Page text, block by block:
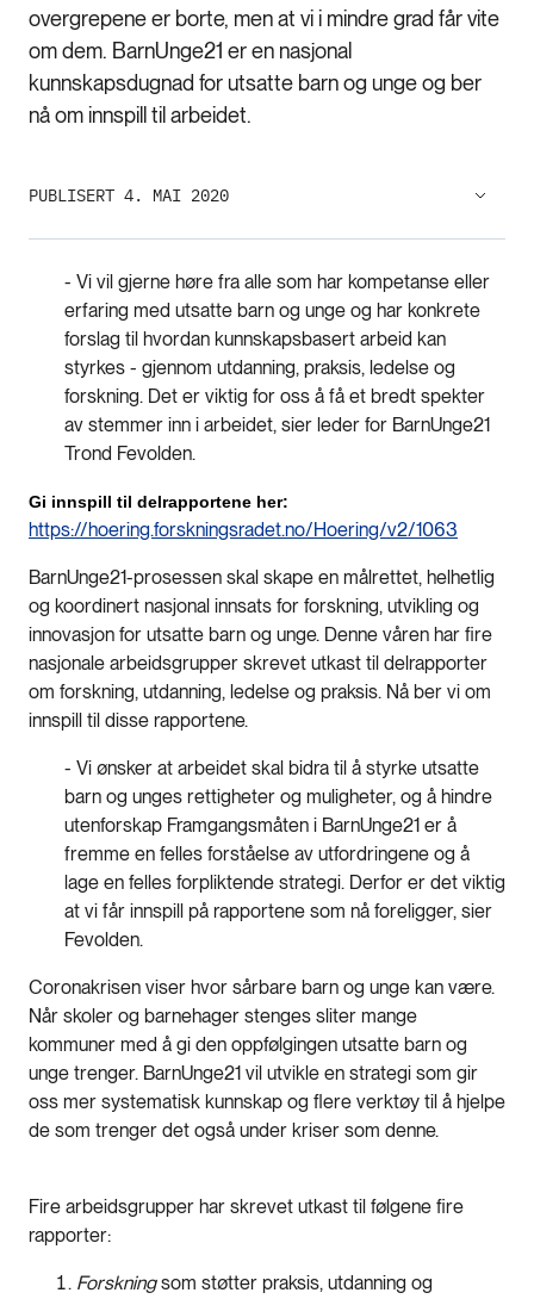
overgrepene er borte, men at vi i mindre grad får vite
om dem. BarnUnge21 er en nasjonal
kunnskapsdugnad for utsatte barn og unge og ber
nå om innspill til arbeidet.
PUBLISERT 4. MAI 2020
- Vi vil gjerne høre fra alle som har kompetanse eller
erfaring med utsatte barn og unge og har konkrete
forslag til hvordan kunnskapsbasert arbeid kan
styrkes - gjennom utdanning, praksis, ledelse og
forskning. Det er viktig for oss å få et bredt spekter
av stemmer inn i arbeidet, sier leder for BarnUnge21
Trond Fevolden.
Gi innspill til delrapportene her:
https://hoering.forskningsradet.no/Hoering/v2/1063
BarnUnge21-prosessen skal skape en målrettet, helhetlig
og koordinert nasjonal innsats for forskning, utvikling og
innovasjon for utsatte barn og unge. Denne våren har fire
nasjonale arbeidsgrupper skrevet utkast til delrapporter
om forskning, utdanning, ledelse og praksis. Nå ber vi om
innspill til disse rapportene.
- Vi ønsker at arbeidet skal bidra til å styrke utsatte
barn og unges rettigheter og muligheter, og å hindre
utenforskap Framgangsmåten i BarnUnge21 er å
fremme en felles forståelse av utfordringene og å
lage en felles forpliktende strategi. Derfor er det viktig
at vi får innspill på rapportene som nå foreligger, sier
Fevolden.
Coronakrisen viser hvor sårbare barn og unge kan være.
Når skoler og barnehager stenges sliter mange
kommuner med å gi den oppfølgingen utsatte barn og
unge trenger. BarnUnge21 vil utvikle en strategi som gir
oss mer systematisk kunnskap og flere verktøy til å hjelpe
de som trenger det også under kriser som denne.
Fire arbeidsgrupper har skrevet utkast til følgene fire
rapporter:
Forskningsom støtter praksis, utdanning og